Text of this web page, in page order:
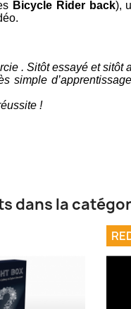
Bicycle Rider back),
. Sitôt essayé et sitôt
simple
!
dans la